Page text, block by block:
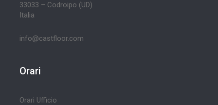
33033 – Codroipo (UD)
Italia
info@castfloor.com
Orari
Orari Ufficio